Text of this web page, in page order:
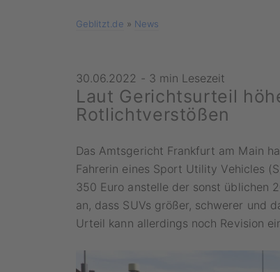
Geblitzt.de » News
30.06.2022 - 3 min Lesezeit
Laut Gerichtsurteil
Rotlichtverstößen
Das Amtsgericht Frankfurt am Main
Fahrerin eines Sport Utility Vehicles
350 Euro anstelle der sonst üblichen
an, dass SUVs größer, schwerer und
Urteil kann allerdings noch Revision